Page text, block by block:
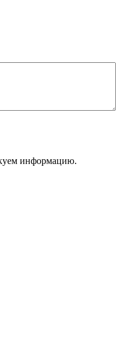
информацию.